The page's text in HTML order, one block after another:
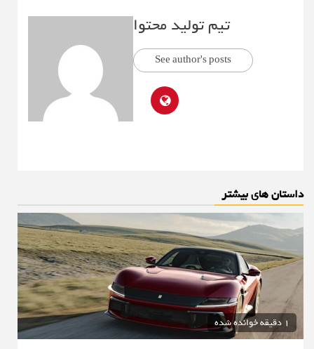
تیم تولید محتوا
See author's posts
داستان های بیشتر
1 دقیقه خوانده شده